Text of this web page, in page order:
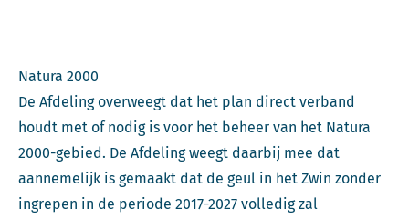
Natura 2000
De Afdeling overweegt dat het plan direct verband
houdt met of nodig is voor het beheer van het Natura
2000-gebied. De Afdeling weegt daarbij mee dat
aannemelijk is gemaakt dat de geul in het Zwin zonder
ingrepen in de periode 2017-2027 volledig zal